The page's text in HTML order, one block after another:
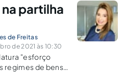
partilha
de Freitas
de 2021 às 10:30
"esforço
regimes de bens: